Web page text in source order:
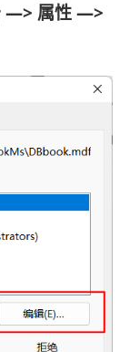
—> 属性 —>